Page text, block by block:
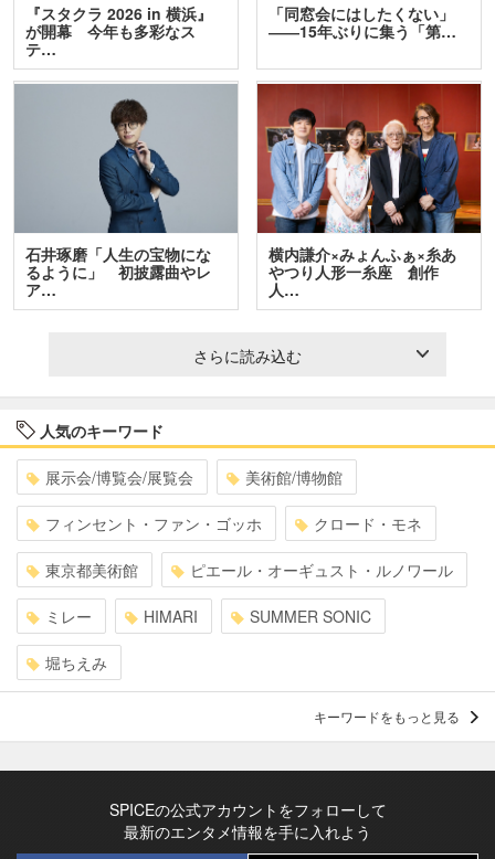
『スタクラ 2026 in 横浜』
が開幕 今年も多彩なス
テ…
「同窓会にはしたくない」
――15年ぶりに集う「第…
石井琢磨「人生の宝物にな
るように」 初披露曲やレ
ア…
横内謙介×みょんふぁ×糸あ
やつり人形一糸座 創作
人…
さらに読み込む
人気のキーワード
展示会/博覧会/展覧会 美術館/博物館
フィンセント・ファン・ゴッホ クロード・モネ
東京都美術館 ピエール・オーギュスト・ルノワール
ミレー HIMARI SUMMER SONIC
堀ちえみ
キーワードをもっと見る
SPICEの公式アカウントをフォローして
最新のエンタメ情報を手に入れよう